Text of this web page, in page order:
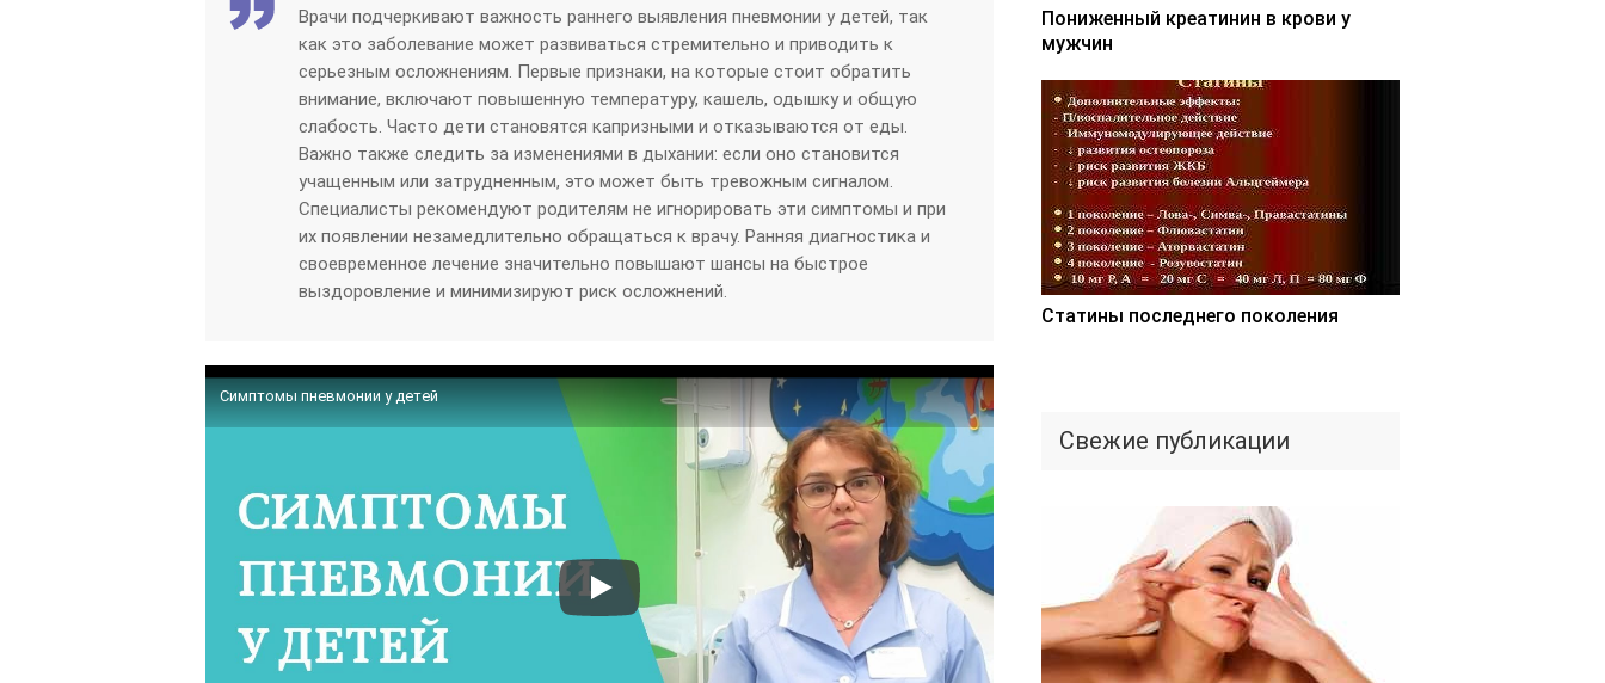
Врачи подчеркивают важность раннего выявления пневмонии у детей, так
как это заболевание может развиваться стремительно и приводить к
серьезным осложнениям. Первые признаки, на которые стоит обратить
внимание, включают повышенную температуру, кашель, одышку и общую
слабость. Часто дети становятся капризными и отказываются от еды.
Важно также следить за изменениями в дыхании: если оно становится
учащенным или затрудненным, это может быть тревожным сигналом.
Специалисты рекомендуют родителям не игнорировать эти симптомы и при
их появлении незамедлительно обращаться к врачу. Ранняя диагностика и
своевременное лечение значительно повышают шансы на быстрое
выздоровление и минимизируют риск осложнений.
Симптомы пневмонии у детей
Пониженный креатинин в крови у
мужчин
Статины последнего поколения
Свежие публикации